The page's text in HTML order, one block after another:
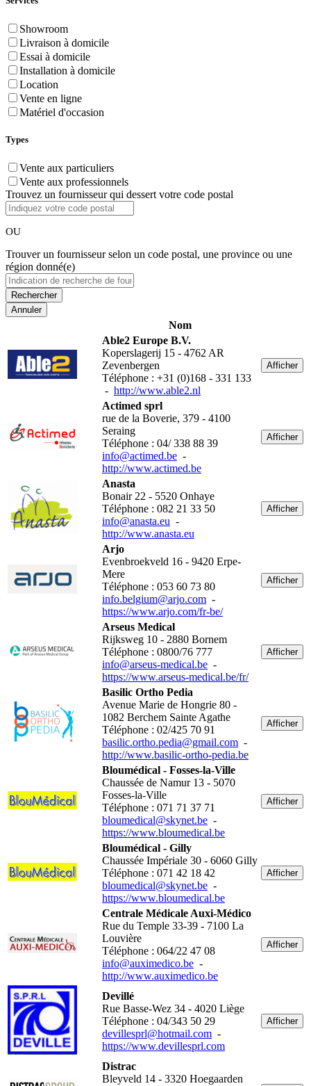
Showroom
Livraison à domicile
Essai à domicile
Installation à domicile
Location
Vente en ligne
Matériel d'occasion
Types
Vente aux particuliers
Vente aux professionnels
Trouvez un fournisseur qui dessert votre code postal
OU
Trouver un fournisseur selon un code postal, une province ou une
région donné(e)
Annuler
Nom
Able2 Europe B.V.
Koperslagerij 15 - 4762 AR
Zevenbergen
Téléphone : +31 (0)168 - 331 133
- http://www.able2.nl
Afficher
Actimed sprl
rue de la Boverie, 379 - 4100
Seraing
Téléphone : 04/ 338 88 39
info@actimed.be -
http://www.actimed.be
Afficher
Anasta
Bonair 22 - 5520 Onhaye
Téléphone : 082 21 33 50
info@anasta.eu -
http://www.anasta.eu
Afficher
Arjo
Evenbroekveld 16 - 9420 Erpe-
Mere
Téléphone : 053 60 73 80
info.belgium@arjo.com -
https://www.arjo.com/fr-be/
Afficher
Arseus Medical
Rijksweg 10 - 2880 Bornem
Téléphone : 0800/76 777
info@arseus-medical.be -
https://www.arseus-medical.be/fr/
Afficher
Basilic Ortho Pedia
Avenue Marie de Hongrie 80 -
1082 Berchem Sainte Agathe
Téléphone : 02/425 70 91
basilic.ortho.pedia@gmail.com -
http://www.basilic-ortho-pedia.be
Afficher
Bloumédical - Fosses-la-Ville
Chaussée de Namur 13 - 5070
Fosses-la-Ville
Téléphone : 071 71 37 71
bloumedical@skynet.be -
https://www.bloumedical.be
Afficher
Bloumédical - Gilly
Chaussée Impériale 30 - 6060 Gilly
Téléphone : 071 42 18 42
bloumedical@skynet.be -
https://www.bloumedical.be
Afficher
Centrale Médicale Auxi-Médico
Rue du Temple 33-39 - 7100 La
Louvière
Téléphone : 064/22 47 08
info@auximedico.be -
http://www.auximedico.be
Afficher
Devillé
Rue Basse-Wez 34 - 4020 Liège
Téléphone : 04/343 50 29
devillesprl@hotmail.com -
https://www.devillesprl.com
Afficher
Distrac
Bleyveld 14 - 3320 Hoegaarden